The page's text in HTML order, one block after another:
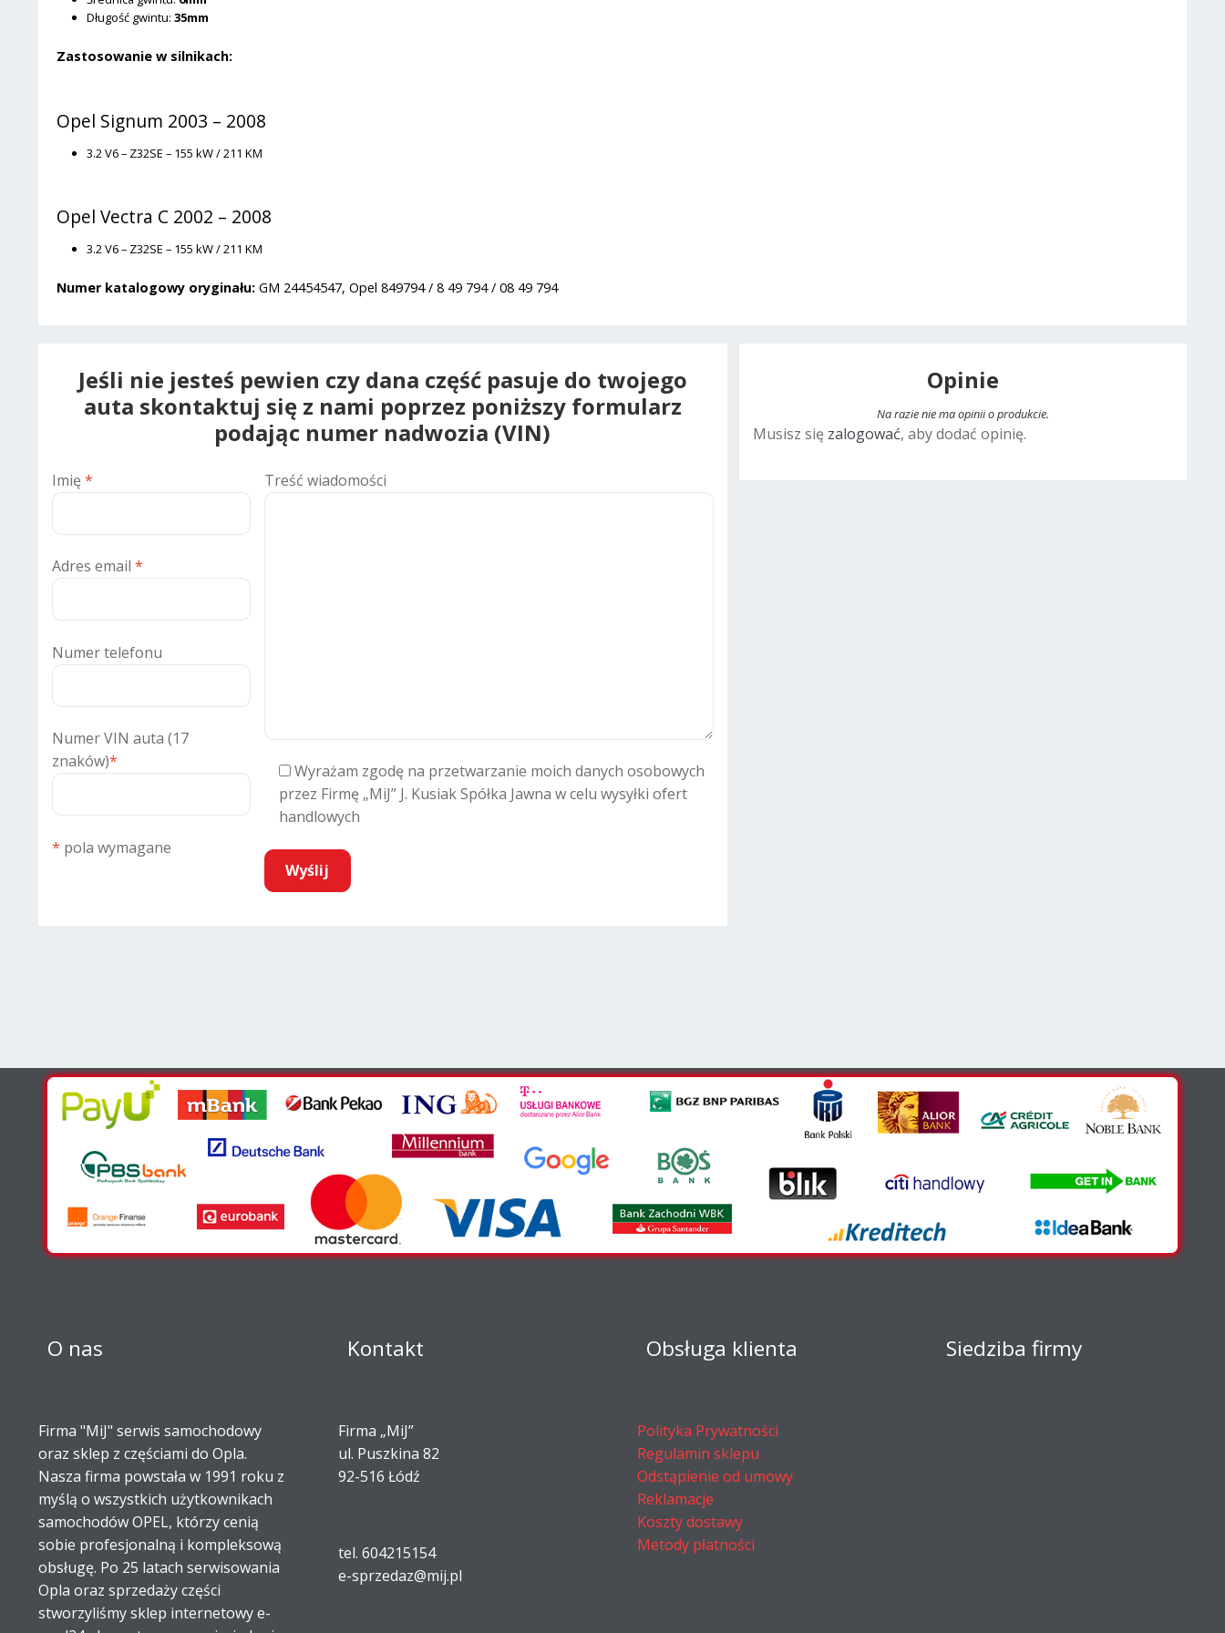
Długość gwintu:35mm
Zastosowanie w silnikach:
Opel Signum 2003 – 2008
3.2 V6 – Z32SE – 155 kW / 211 KM
Opel Vectra C 2002 – 2008
3.2 V6 – Z32SE – 155 kW / 211 KM
Numer katalogowy oryginału:GM 24454547, Opel 849794 / 8 49 794 / 08 49 794
Jeśli nie jesteś pewien czy dana część pasuje do twojego
auta skontaktuj się z nami poprzez poniższy formularz
podając numer nadwozia (VIN)
Imię *
Adres email *
Numer telefonu
Numer VIN auta (17
znaków)*
* pola wymagane
Treść wiadomości
Wyrażam zgodę na przetwarzanie moich danych osobowych
przez Firmę „MiJ” J. Kusiak Spółka Jawna w celu wysyłki ofert
handlowych
Opinie
Na razie nie ma opinii o produkcie.
Musisz się zalogować, aby dodać opinię.
O nas
Firma "MiJ" serwis samochodowy
oraz sklep z częściami do Opla.
Nasza firma powstała w 1991 roku z
myślą o wszystkich użytkownikach
samochodów OPEL, którzy cenią
sobie profesjonalną i kompleksową
obsługę. Po 25 latach serwisowania
Opla oraz sprzedaży części
stworzyliśmy sklep internetowy e-
Kontakt
Firma „MiJ”
ul. Puszkina 82
92-516 Łódź
tel. 604215154
e-sprzedaz@mij.pl
Obsługa klienta
Polityka Prywatności
Regulamin sklepu
Odstąpienie od umowy
Reklamacje
Koszty dostawy
Metody płatności
Siedziba firmy